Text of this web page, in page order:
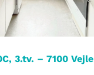
3.tv. – 7100 Vejle